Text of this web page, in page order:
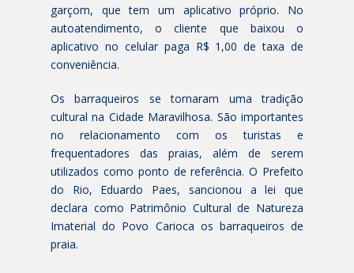
garçom, que tem um aplicativo próprio. No
autoatendimento, o cliente que baixou o
aplicativo no celular paga R$ 1,00 de taxa de
conveniência.
Os barraqueiros se tornaram uma tradição
cultural na Cidade Maravilhosa. São importantes
no relacionamento com os turistas e
frequentadores das praias, além de serem
utilizados como ponto de referência. O Prefeito
do Rio, Eduardo Paes, sancionou a lei que
declara como Patrimônio Cultural de Natureza
Imaterial do Povo Carioca os barraqueiros de
praia.